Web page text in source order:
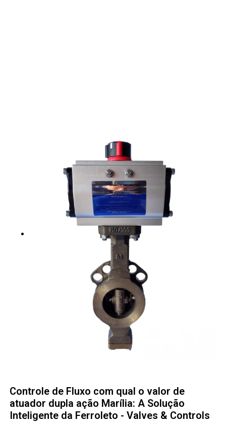
Controle de Fluxo com qual o valor de
atuador dupla ação Marília: A Solução
Inteligente da Ferroleto - Valves & Controls